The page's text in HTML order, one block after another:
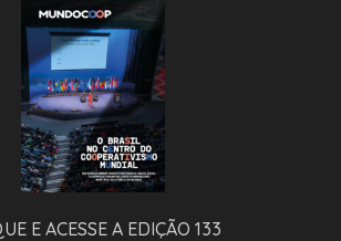
E ACESSE A EDIÇÃO 133